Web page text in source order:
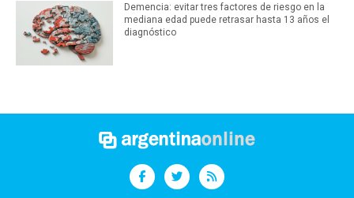
Demencia: evitar tres factores de riesgo en la
mediana edad puede retrasar hasta 13 años el
diagnóstico